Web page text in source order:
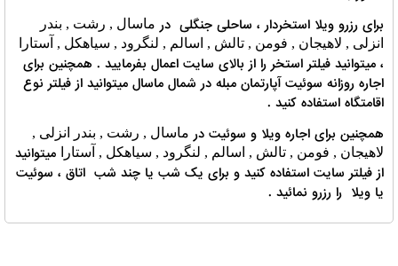
برای رزرو ویلا استخردار ، ساحلی جنگلی در ماسال , رشت , بندر
انزلی , لاهیجان , فومن , تالش , اسالم , لنگرود , سیاهکل , آستارا
، میتوانید فیلتر استخر را از بالای سایت اعمال بفرمایید . همچنین برای
اجاره روزانه سوئیت آپارتمان مبله در شمال ماسال میتوانید از فیلتر نوع
اقامتگاه استفاده کنید .
همچنین برای اجاره ویلا و سوئیت در ماسال , رشت , بندر انزلی ,
لاهیجان , فومن , تالش , اسالم , لنگرود , سیاهکل , آستارا
میتوانید
از فیلتر سایت استفاده کنید و برای یک شب یا چند شب اتاق ، سوئیت
یا ویلا را رزرو نمائید .